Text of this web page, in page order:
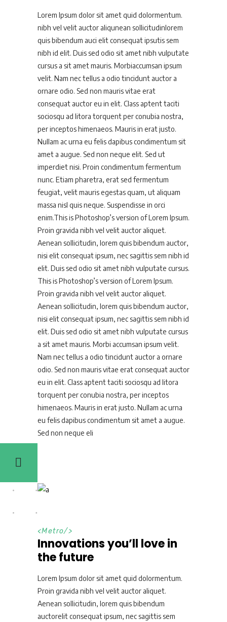
Lorem Ipsum dolor sit amet quid dolormentum.
nibh vel velit auctor aliqunean sollicitudinlorem
quis bibendum auci elit consequat ipsutis sem
nibh id elit. Duis sed odio sit amet nibh vulputate
cursus a sit amet mauris. Morbiaccumsan ipsum
velit. Nam nec tellus a odio tincidunt auctor a
ornare odio. Sed non mauris vitae erat
consequat auctor eu in elit. Class aptent taciti
sociosqu ad litora torquent per conubia nostra,
per inceptos himenaeos. Mauris in erat justo.
Nullam ac urna eu felis dapibus condimentum sit
amet a augue. Sed non neque elit. Sed ut
imperdiet nisi. Proin condimentum fermentum
nunc. Etiam pharetra, erat sed fermentum
feugiat, velit mauris egestas quam, ut aliquam
massa nisl quis neque. Suspendisse in orci
enim.This is Photoshop’s version of Lorem Ipsum.
Proin gravida nibh vel velit auctor aliquet.
Aenean sollicitudin, lorem quis bibendum auctor,
nisi elit consequat ipsum, nec sagittis sem nibh id
elit. Duis sed odio sit amet nibh vulputate cursus.
This is Photoshop’s version of Lorem Ipsum.
Proin gravida nibh vel velit auctor aliquet.
Aenean sollicitudin, lorem quis bibendum auctor,
nisi elit consequat ipsum, nec sagittis sem nibh id
elit. Duis sed odio sit amet nibh vulputate cursus
a sit amet mauris. Morbi accumsan ipsum velit.
Nam nec tellus a odio tincidunt auctor a ornare
odio. Sed non mauris vitae erat consequat auctor
eu in elit. Class aptent taciti sociosqu ad litora
torquent per conubia nostra, per inceptos
himenaeos. Mauris in erat justo. Nullam ac urna
eu felis dapibus condimentum sit amet a augue.
Sed non neque eli
<Metro/>
Innovations you’ll love in
the future
Lorem Ipsum dolor sit amet quid dolormentum.
Proin gravida nibh vel velit auctor aliquet.
Aenean sollicitudin, lorem quis bibendum
auctorelit consequat ipsum, nec sagittis sem